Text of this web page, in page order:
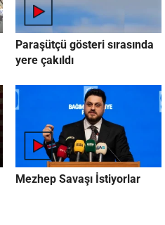
Paraşütçü gösteri sırasında
yere çakıldı
Mezhep Savaşı İstiyorlar